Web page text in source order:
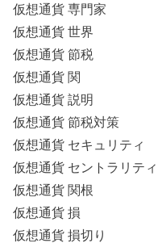
仮想通貨 専門家
仮想通貨 世界
仮想通貨 節税
仮想通貨 関
仮想通貨 説明
仮想通貨 節税対策
仮想通貨 セキュリティ
仮想通貨 セントラリティ
仮想通貨 関根
仮想通貨 損
仮想通貨 損切り